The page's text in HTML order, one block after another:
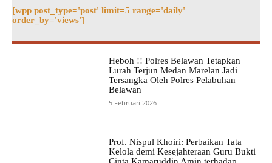
[wpp post_type='post' limit=5 range='daily'
order_by='views']
Heboh !! Polres Belawan Tetapkan
Lurah Terjun Medan Marelan Jadi
Tersangka Oleh Polres Pelabuhan
Belawan
5 Februari 2026
Prof. Nispul Khoiri: Perbaikan Tata
Kelola demi Kesejahteraan Guru Bukti